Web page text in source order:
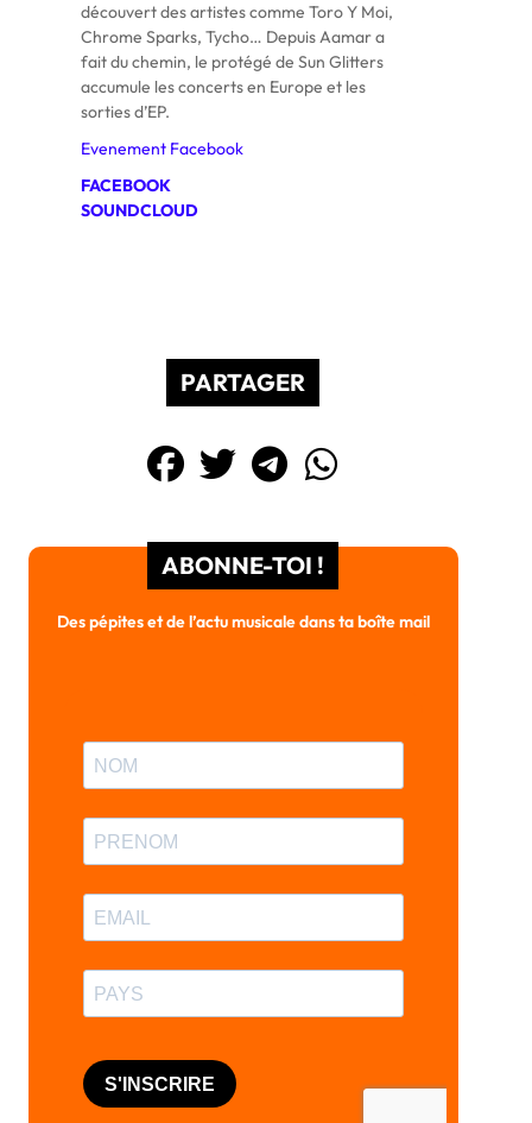
découvert des artistes comme Toro Y Moi,
Chrome Sparks, Tycho… Depuis Aamar a
fait du chemin, le protégé de Sun Glitters
accumule les concerts en Europe et les
sorties d’EP.
Evenement Facebook
FACEBOOK
SOUNDCLOUD
PARTAGER
ABONNE-TOI !
Des pépites et de l’actu musicale dans ta boîte mail